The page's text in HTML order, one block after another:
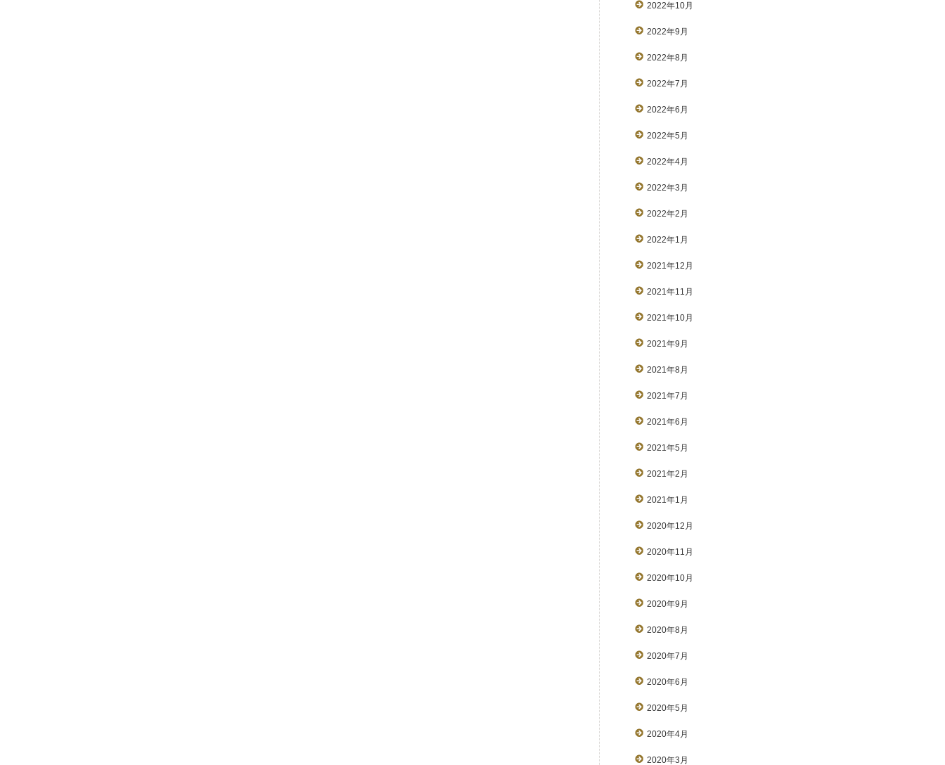
2022年10月
2022年9月
2022年8月
2022年7月
2022年6月
2022年5月
2022年4月
2022年3月
2022年2月
2022年1月
2021年12月
2021年11月
2021年10月
2021年9月
2021年8月
2021年7月
2021年6月
2021年5月
2021年2月
2021年1月
2020年12月
2020年11月
2020年10月
2020年9月
2020年8月
2020年7月
2020年6月
2020年5月
2020年4月
2020年3月